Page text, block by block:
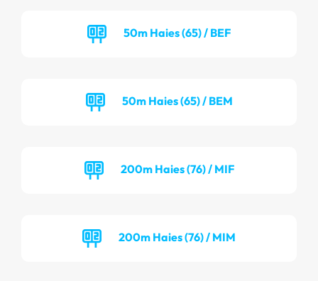
50m Haies (65) / BEF
50m Haies (65) / BEM
200m Haies (76) / MIF
200m Haies (76) / MIM